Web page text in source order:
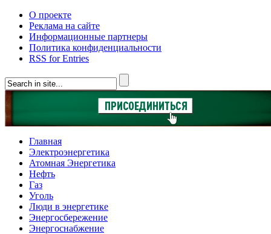
О проекте
Реклама на сайте
Информационные партнеры
Политика конфиденциальности
RSS for Entries
Главная
Электроэнергетика
Атомная Энергетика
Нефть
Газ
Уголь
Люди в энергетике
Энергосбережение
Энергоснабжение